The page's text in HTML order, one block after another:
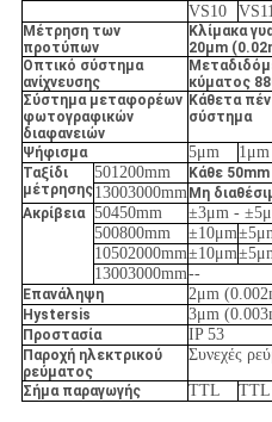
VS10
Μέτρηση των
προτύπων
Κλίμακα
20μm
Οπτικό σύστημα
ανίχνευσης
κύματος
Σύστημα μεταφορέων
φωτογραφικών
διαφανειών
Κάθετα
σύστημα
Ψήφισμα 5μm 1μm
Ταξίδι
μέτρησης
501200mm Κάθε 50mm
13003000mm Μη
Ακρίβεια 50450mm ±3μm -
500800mm
±10μm
10502000mm±10μm
13003000mm--
Επανάληψη 2μm
Hystersis 3μm
Προστασία IP 53
Παροχή ηλεκτρικού
ρεύματος
Συνεχές
Σήμα παραγωγής TTL TTL